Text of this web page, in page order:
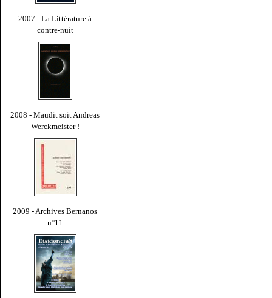
2007 - La Littérature à
contre-nuit
2008 - Maudit soit Andreas
Werckmeister !
2009 - Archives Bernanos
n°11